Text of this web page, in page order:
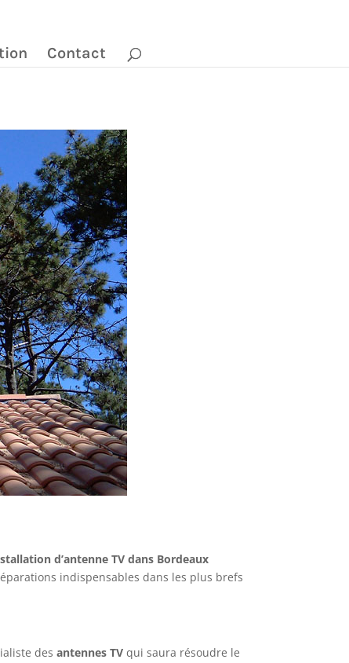
Contact
d’antenne TV dans Bordeaux
indispensables dans les plus brefs
desantennes TV qui saura résoudre le